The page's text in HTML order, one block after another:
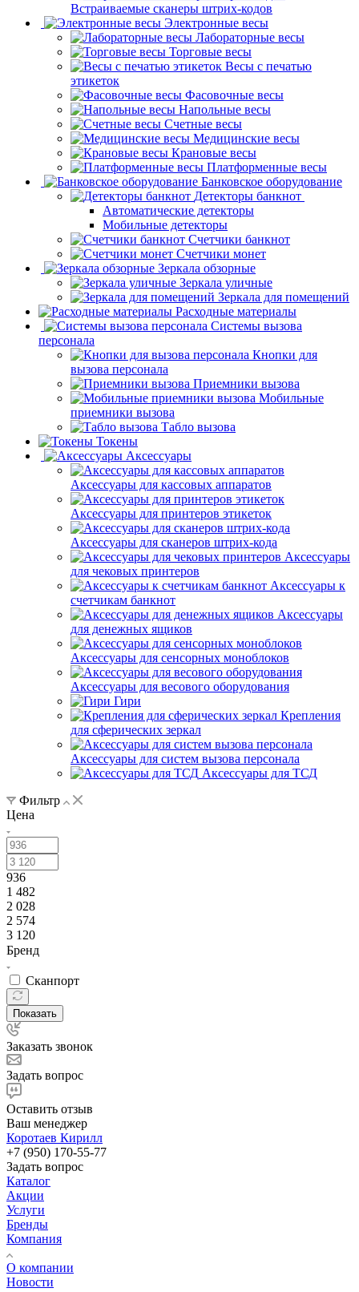
Встраиваемые сканеры штрих-кодов
Электронные весы
Лабораторные весы
Торговые весы
Весы с печатью
этикеток
Фасовочные весы
Напольные весы
Счетные весы
Медицинские весы
Крановые весы
Платформенные весы
Банковское оборудование
Детекторы банкнот
Автоматические детекторы
Мобильные детекторы
Счетчики банкнот
Счетчики монет
Зеркала обзорные
Зеркала уличные
Зеркала для помещений
Расходные материалы
Системы вызова
персонала
Кнопки для
вызова персонала
Приемники вызова
Мобильные
приемники вызова
Табло вызова
Токены
Аксессуары
Аксессуары для кассовых аппаратов
Аксессуары для принтеров этикеток
Аксессуары для сканеров штрих-кода
Аксессуары
для чековых принтеров
Аксессуары к
счетчикам банкнот
Аксессуары
для денежных ящиков
Аксессуары для сенсорных моноблоков
Аксессуары для весового оборудования
Гири
Крепления
для сферических зеркал
Аксессуары для систем вызова персонала
Аксессуары для ТСД
Фильтр
Цена
936
1 482
2 028
2 574
3 120
Бренд
Сканпорт
Показать
Заказать звонок
Задать вопрос
Оставить отзыв
Ваш менеджер
Коротаев Кирилл
+7 (950) 170-55-77
Задать вопрос
Каталог
Акции
Услуги
Бренды
Компания
О компании
Новости